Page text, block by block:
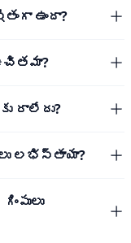
ఉందా?
ఉచితమా?
రాలేదు?
లభిస్తాయా?